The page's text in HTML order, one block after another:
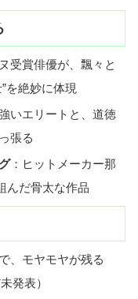
受賞俳優が、飄々と
を絶妙に体現
いエリートと、道徳
張る
：ヒットメーカー那
んだ骨太な作品
、モヤモヤが残る
発表）